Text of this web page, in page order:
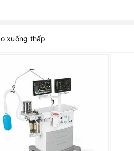
xuống thấp